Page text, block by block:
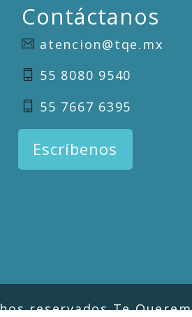
Contáctanos
atencion@tqe.mx
55 8080 9540
55 7667 6395
Escríbenos
reservados Te